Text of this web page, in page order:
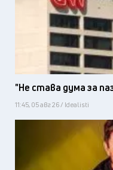
"Не става дума за
11:45, 05 авг 26 / Idealisti